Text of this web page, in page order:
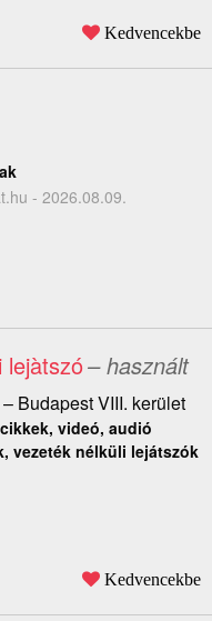
Kedvencekbe
- 2026.08.09.
lejàtszó– használt
Budapest VIII. kerület
videó, audió
vezeték nélküli lejátszók
Kedvencekbe